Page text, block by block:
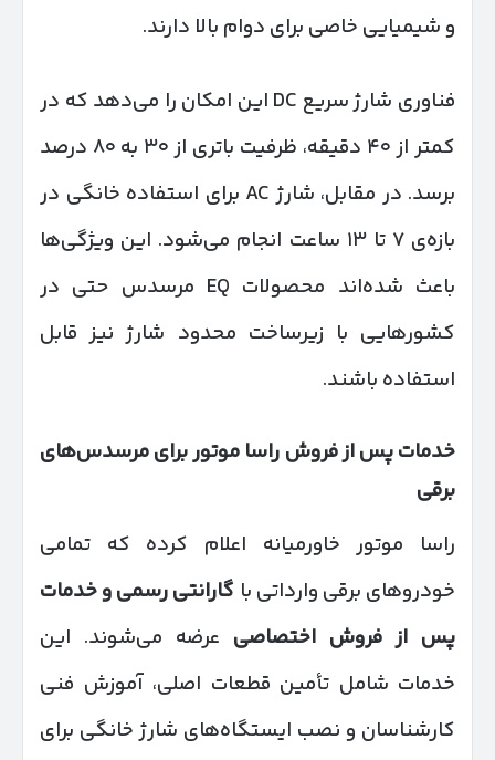
و شیمیایی خاصی برای دوام بالا دارند.
فناوری شارژ سریع DC این امکان را می‌دهد که در
کمتر از ۴۰ دقیقه، ظرفیت باتری از ۳۰ به ۸۰ درصد
برسد. در مقابل، شارژ AC برای استفاده خانگی در
بازه‌ی ۷ تا ۱۳ ساعت انجام می‌شود. این ویژگی‌ها
باعث شده‌اند محصولات EQ مرسدس حتی در
کشورهایی با زیرساخت محدود شارژ نیز قابل
استفاده باشند.
خدمات پس از فروش راسا موتور برای مرسدس‌های
برقی
راسا موتور خاورمیانه اعلام کرده که تمامی
خودروهای برقی وارداتی با گارانتی رسمی و خدمات
پس از فروش اختصاصی عرضه می‌شوند. این
خدمات شامل تأمین قطعات اصلی، آموزش فنی
کارشناسان و نصب ایستگاه‌های شارژ خانگی برای